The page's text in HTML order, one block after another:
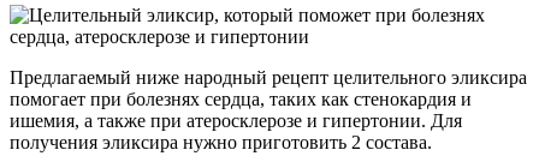
Предлагаемый ниже народный рецепт целительного эликсира
помогает при болезнях сердца, таких как стенокардия и
ишемия, а также при атеросклерозе и гипертонии. Для
получения эликсира нужно приготовить 2 состава.